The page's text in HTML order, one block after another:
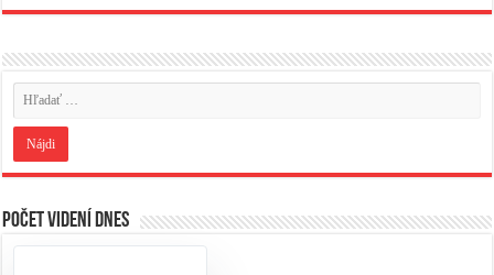
Počet videní dnes